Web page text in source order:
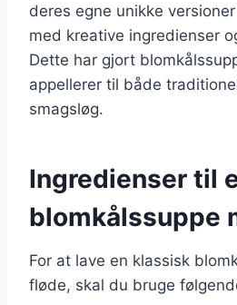
deres egne unikke
med kreative ingredienser
Dette har gjort
appellerer til både
smagsløg.
Ingredienser til
blomkålssuppe
For at lave en klassisk
fløde, skal du bruge